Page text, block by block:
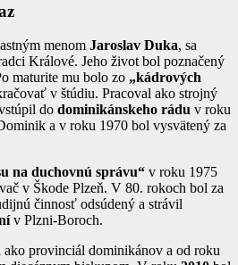
menom Jaroslav Duka, sa
Králové. Jeho život bol poznačený
maturite mu bolo zo „kádrových
v štúdiu. Pracoval ako strojný
do dominikánskeho rádu v roku
a v roku 1970 bol vysvätený za
na duchovnú správu“ v roku 1975
v Škode Plzeň. V 80. rokoch bol za
činnosť odsúdený a strávil
v Plzni-Boroch.
provinciál dominikánov a od roku